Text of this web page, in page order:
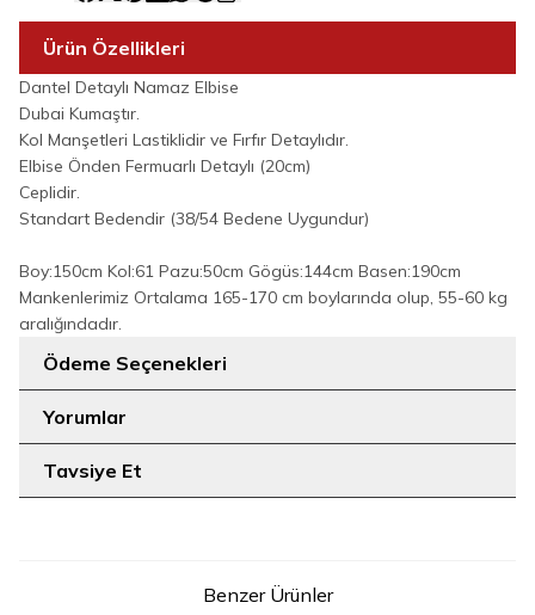
Ürün Özellikleri
Dantel Detaylı Namaz Elbise
Dubai Kumaştır.
Kol Manşetleri Lastiklidir ve Fırfır Detaylıdır.
Elbise Önden Fermuarlı Detaylı (20cm)
Ceplidir.
Standart Bedendir (38/54 Bedene Uygundur)
Boy:150cm Kol:61 Pazu:50cm Gögüs:144cm Basen:190cm
Mankenlerimiz Ortalama 165-170 cm boylarında olup, 55-60 kg
aralığındadır.
Ödeme Seçenekleri
Yorumlar
Tavsiye Et
Benzer Ürünler
2